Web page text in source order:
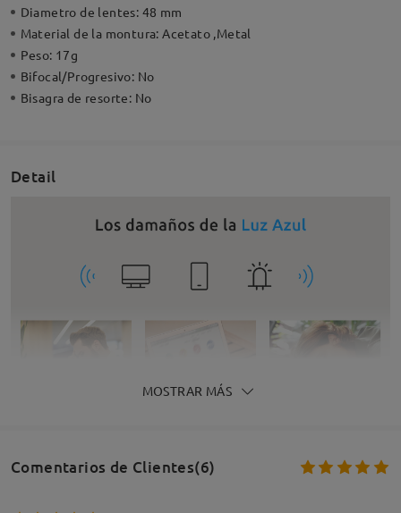
Diametro de lentes: 48 mm
Material de la montura:Acetato ,Metal
Peso: 17g
Bifocal/Progresivo: No
Bisagra de resorte: No
Detail
MOSTRAR MÁS
Comentarios de Clientes(6)